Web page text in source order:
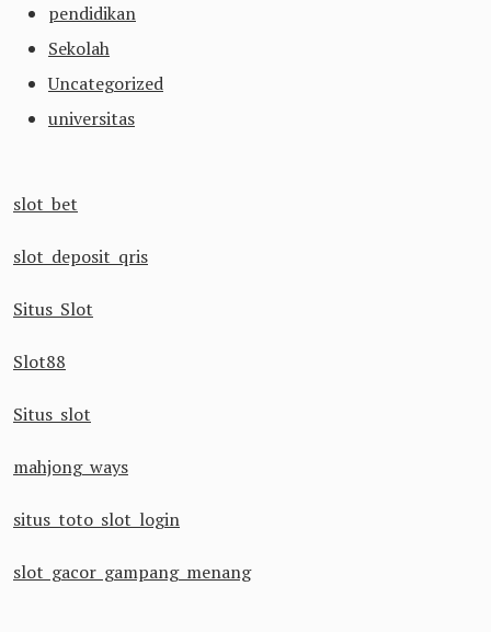
pendidikan
Sekolah
Uncategorized
universitas
slot bet
slot deposit qris
Situs Slot
Slot88
Situs slot
mahjong ways
situs toto slot login
slot gacor gampang menang